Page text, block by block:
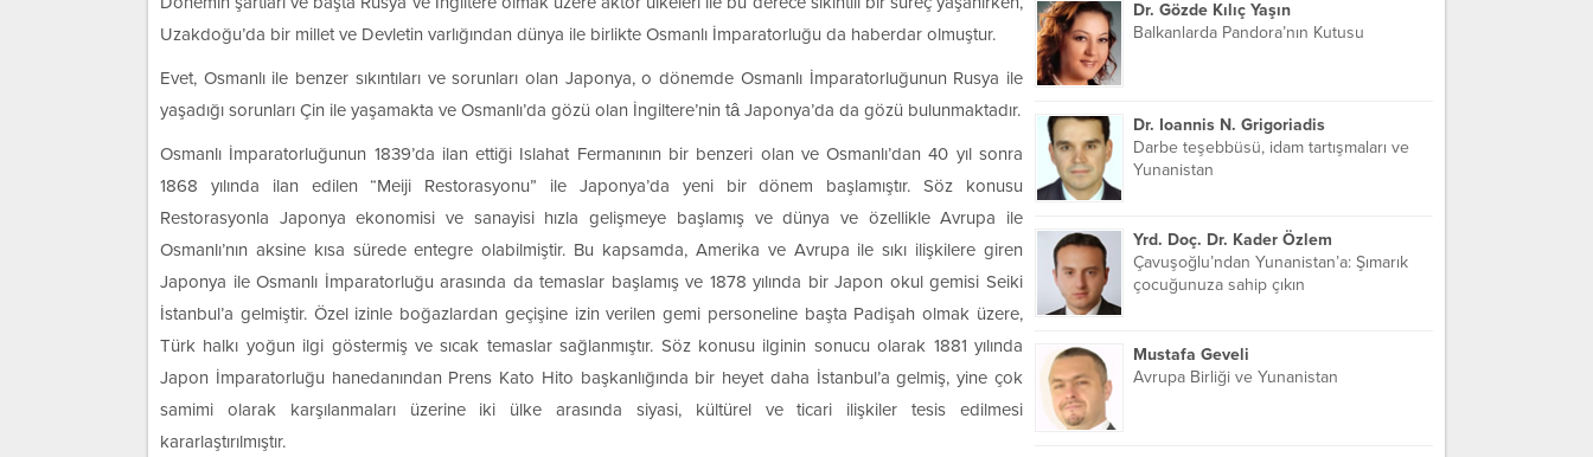
Uzakdoğu’da bir millet ve Devletin varlığından dünya ile birlikte Osmanlı İmparatorluğu da haberdar olmuştur.
Evet, Osmanlı ile benzer sıkıntıları ve sorunları olan Japonya, o dönemde Osmanlı İmparatorluğunun Rusya ile
yaşadığı sorunları Çin ile yaşamakta ve Osmanlı’da gözü olan İngiltere’nin tâ Japonya’da da gözü bulunmaktadır.
Osmanlı İmparatorluğunun 1839’da ilan ettiği Islahat Fermanının bir benzeri olan ve Osmanlı’dan 40 yıl sonra
1868 yılında ilan edilen “Meiji Restorasyonu” ile Japonya’da yeni bir dönem başlamıştır. Söz konusu
Restorasyonla Japonya ekonomisi ve sanayisi hızla gelişmeye başlamış ve dünya ve özellikle Avrupa ile
Osmanlı’nın aksine kısa sürede entegre olabilmiştir. Bu kapsamda, Amerika ve Avrupa ile sıkı ilişkilere giren
Japonya ile Osmanlı İmparatorluğu arasında da temaslar başlamış ve 1878 yılında bir Japon okul gemisi Seiki
İstanbul’a gelmiştir. Özel izinle boğazlardan geçişine izin verilen gemi personeline başta Padişah olmak üzere,
Türk halkı yoğun ilgi göstermiş ve sıcak temaslar sağlanmıştır. Söz konusu ilginin sonucu olarak 1881 yılında
Japon İmparatorluğu hanedanından Prens Kato Hito başkanlığında bir heyet daha İstanbul’a gelmiş, yine çok
samimi olarak karşılanmaları üzerine iki ülke arasında siyasi, kültürel ve ticari ilişkiler tesis edilmesi
kararlaştırılmıştır.
Dr. Gözde Kılıç Yaşın
Balkanlarda Pandora’nın Kutusu
Dr. Ioannis N. Grigoriadis
Darbe teşebbüsü, idam tartışmaları ve
Yunanistan
Yrd. Doç. Dr. Kader Özlem
Çavuşoğlu’ndan Yunanistan’a: Şımarık
çocuğunuza sahip çıkın
Mustafa Geveli
Avrupa Birliği ve Yunanistan